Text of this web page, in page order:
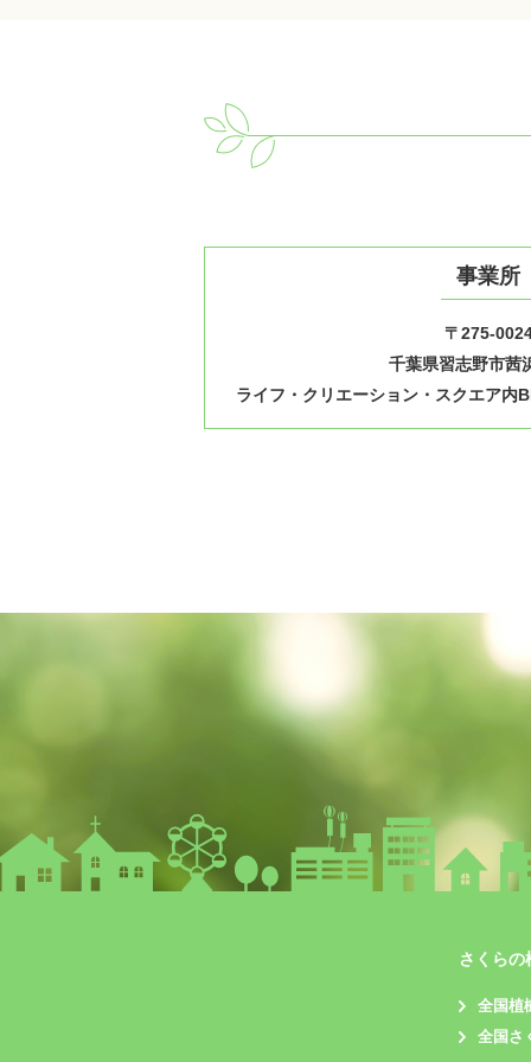
事業所
〒275-
千葉県習志野市茜
ライフ・クリエーション・スクエア内
さくらの
全国植
全国さ